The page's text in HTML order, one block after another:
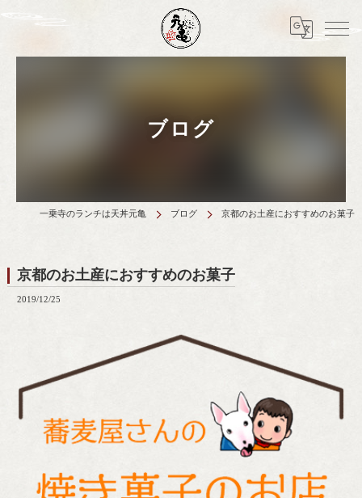
ブログ
一乗寺のランチは天丼元亀 ブログ 京都のお土産におすすめのお菓子
京都のお土産におすすめのお菓子
2019/12/25